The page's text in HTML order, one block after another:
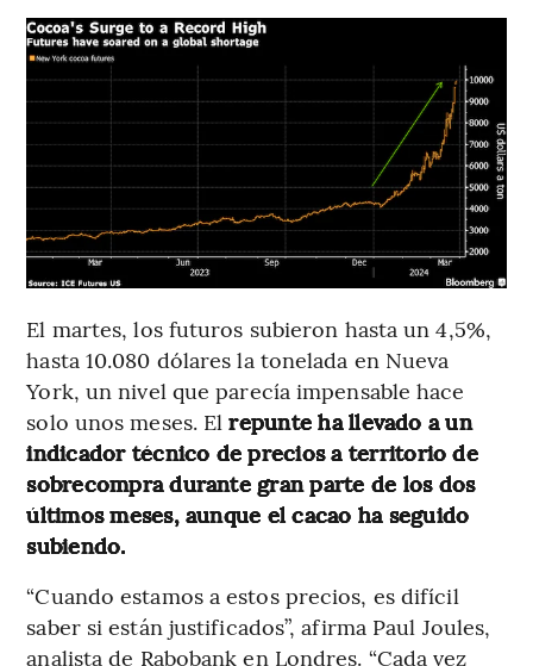
El martes, los futuros subieron hasta un 4,5%,
hasta 10.080 dólares la tonelada en Nueva
York, un nivel que parecía impensable hace
solo unos meses. Elrepunte ha llevado a un
indicador técnico de precios a territorio de
sobrecompra durante gran parte de los dos
últimos meses, aunque el cacao ha seguido
subiendo.
“Cuando estamos a estos precios, es difícil
saber si están justificados”, afirma Paul Joules,
analista de Rabobank en Londres. “Cada vez